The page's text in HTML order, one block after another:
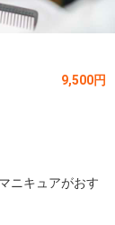
9,500円
ニキュアがおす